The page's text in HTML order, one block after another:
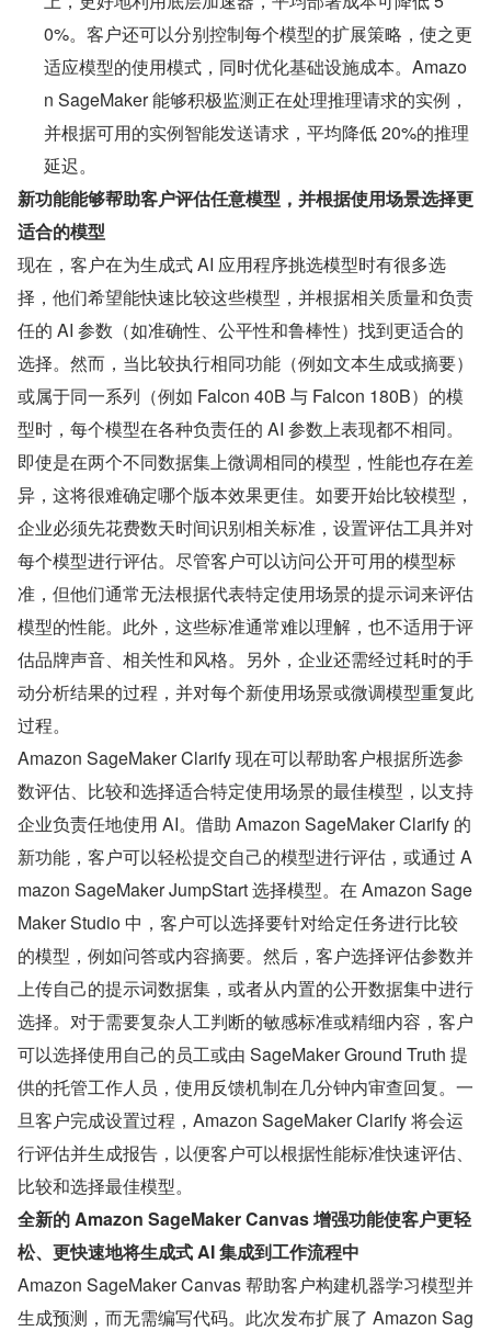
0%。客户还可以分别控制每个模型的扩展策略，使之更
适应模型的使用模式，同时优化基础设施成本。Amazo
n SageMaker 能够积极监测正在处理推理请求的实例，
并根据可用的实例智能发送请求，平均降低 20%的推理
延迟。
新功能能够帮助客户评估任意模型，并根据使用场景选择更
适合的模型
现在，客户在为生成式 AI 应用程序挑选模型时有很多选
择，他们希望能快速比较这些模型，并根据相关质量和负责
任的 AI 参数（如准确性、公平性和鲁棒性）找到更适合的
选择。然而，当比较执行相同功能（例如文本生成或摘要）
或属于同一系列（例如 Falcon 40B 与 Falcon 180B）的模
型时，每个模型在各种负责任的 AI 参数上表现都不相同。
即使是在两个不同数据集上微调相同的模型，性能也存在差
异，这将很难确定哪个版本效果更佳。如要开始比较模型，
企业必须先花费数天时间识别相关标准，设置评估工具并对
每个模型进行评估。尽管客户可以访问公开可用的模型标
准，但他们通常无法根据代表特定使用场景的提示词来评估
模型的性能。此外，这些标准通常难以理解，也不适用于评
估品牌声音、相关性和风格。另外，企业还需经过耗时的手
动分析结果的过程，并对每个新使用场景或微调模型重复此
过程。
Amazon SageMaker Clarify 现在可以帮助客户根据所选参
数评估、比较和选择适合特定使用场景的最佳模型，以支持
企业负责任地使用 AI。借助 Amazon SageMaker Clarify 的
新功能，客户可以轻松提交自己的模型进行评估，或通过 A
mazon SageMaker JumpStart 选择模型。在 Amazon Sage
Maker Studio 中，客户可以选择要针对给定任务进行比较
的模型，例如问答或内容摘要。然后，客户选择评估参数并
上传自己的提示词数据集，或者从内置的公开数据集中进行
选择。对于需要复杂人工判断的敏感标准或精细内容，客户
可以选择使用自己的员工或由 SageMaker Ground Truth 提
供的托管工作人员，使用反馈机制在几分钟内审查回复。一
旦客户完成设置过程，Amazon SageMaker Clarify 将会运
行评估并生成报告，以便客户可以根据性能标准快速评估、
比较和选择最佳模型。
全新的 Amazon SageMaker Canvas 增强功能使客户更轻
松、更快速地将生成式 AI 集成到工作流程中
Amazon SageMaker Canvas 帮助客户构建机器学习模型并
生成预测，而无需编写代码。此次发布扩展了 Amazon Sag